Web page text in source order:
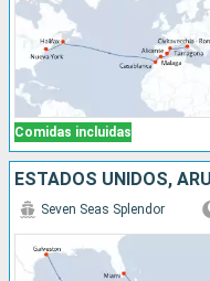
Comidas incluidas
Seven Seas Splendor